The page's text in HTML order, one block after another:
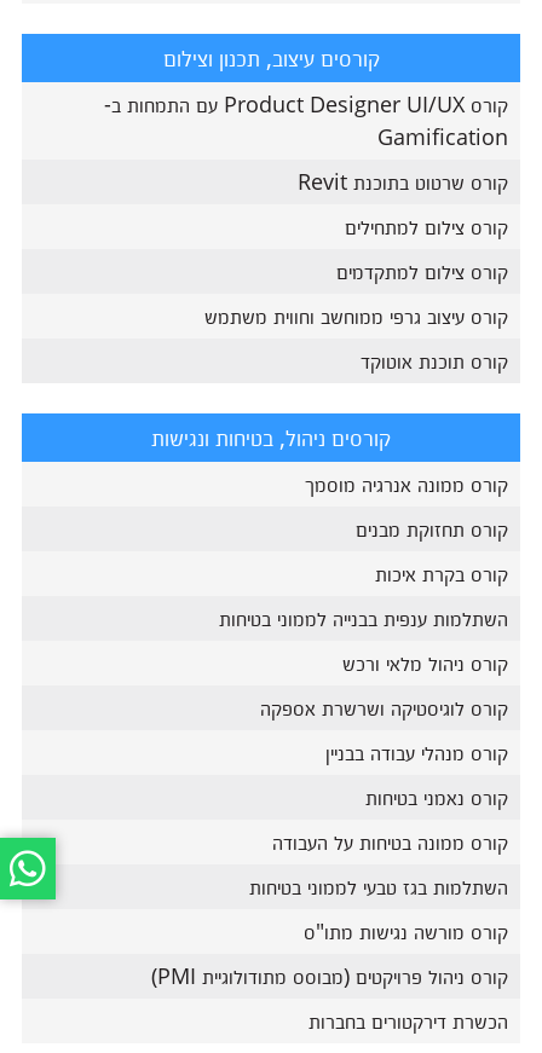
קורסים עיצוב, תכנון וצילום
קורס Product Designer UI/UX עם התמחות ב-
Gamification
קורס שרטוט בתוכנת Revit
קורס צילום למתחילים
קורס צילום למתקדמים
קורס עיצוב גרפי ממוחשב וחווית משתמש
קורס תוכנת אוטוקד
קורסים ניהול, בטיחות ונגישות
קורס ממונה אנרגיה מוסמך
קורס תחזוקת מבנים
קורס בקרת איכות
השתלמות ענפית בבנייה לממוני בטיחות
קורס ניהול מלאי ורכש
קורס לוגיסטיקה ושרשרת אספקה
קורס מנהלי עבודה בבניין
קורס נאמני בטיחות
קורס ממונה בטיחות על העבודה
השתלמות בגז טבעי לממוני בטיחות
קורס מורשה נגישות מתו"ס
קורס ניהול פרויקטים (מבוסס מתודולוגיית PMI)
הכשרת דירקטורים בחברות